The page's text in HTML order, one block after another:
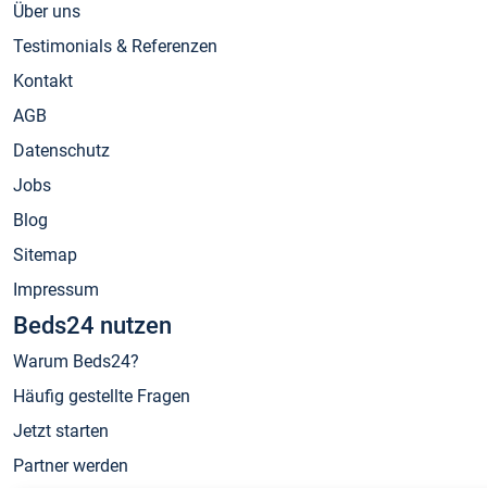
Über uns
Testimonials & Referenzen
Kontakt
AGB
Datenschutz
Jobs
Blog
Sitemap
Impressum
Beds24 nutzen
Warum Beds24?
Häufig gestellte Fragen
Jetzt starten
Partner werden